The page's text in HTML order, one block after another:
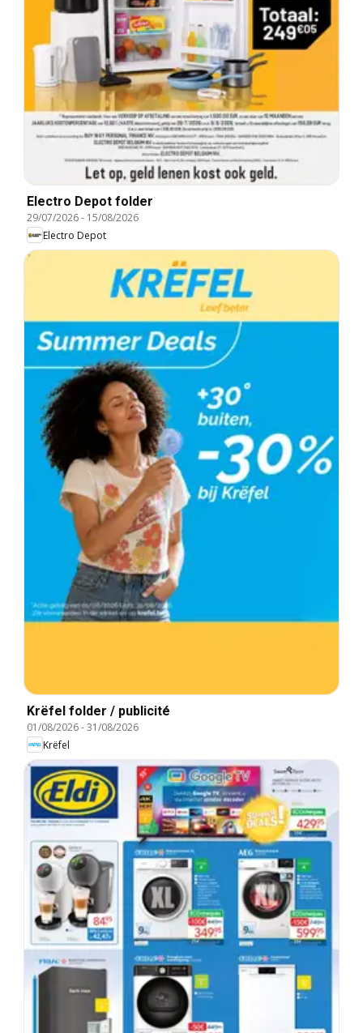
Electro Depot folder
29/07/2026- 15/08/2026
Electro Depot
Krëfel folder / publicité
01/08/2026-31/08/2026
Krëfel